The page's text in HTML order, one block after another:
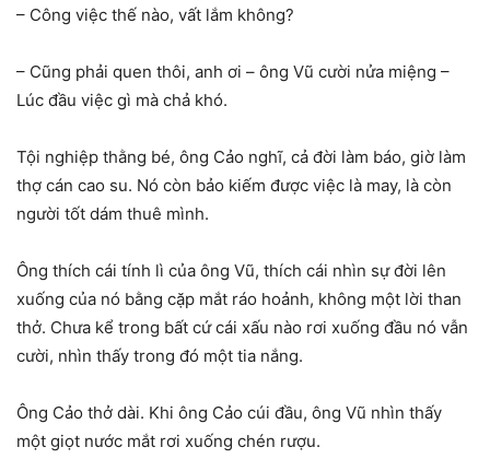
– Công việc thế nào, vất lắm không?
– Cũng phải quen thôi, anh ơi – ông Vũ cười nửa miệng –
Lúc đầu việc gì mà chả khó.
Tội nghiệp thằng bé, ông Cảo nghĩ, cả đời làm báo, giờ làm
thợ cán cao su. Nó còn bảo kiếm được việc là may, là còn
người tốt dám thuê mình.
Ông thích cái tính lì của ông Vũ, thích cái nhìn sự đời lên
xuống của nó bằng cặp mắt ráo hoảnh, không một lời than
thở. Chưa kể trong bất cứ cái xấu nào rơi xuống đầu nó vẫn
cười, nhìn thấy trong đó một tia nắng.
Ông Cảo thở dài. Khi ông Cảo cúi đầu, ông Vũ nhìn thấy
một giọt nước mắt rơi xuống chén rượu.